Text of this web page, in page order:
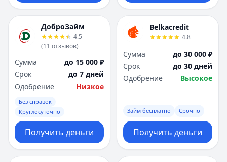
ДоброЗайм
4.5
(11 отзывов)
Сумма
до 15 000 ₽
Срок
до 7 дней
Одобрение
Низкое
Без справок
Круглосуточно
Получить деньги
Belkacredit
4.8
Сумма
до 30 000 ₽
Срок
до 30 дней
Одобрение
Высокое
Займ бесплатно Срочно
Получить деньги